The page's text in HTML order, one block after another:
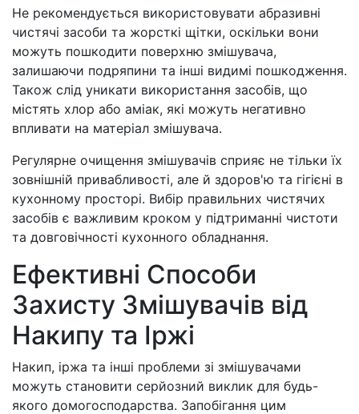
Не рекомендується використовувати абразивні
чистячі засоби та жорсткі щітки, оскільки вони
можуть пошкодити поверхню змішувача,
залишаючи подряпини та інші видимі пошкодження.
Також слід уникати використання засобів, що
містять хлор або аміак, які можуть негативно
впливати на матеріал змішувача.
Регулярне очищення змішувачів сприяє не тільки їх
зовнішній привабливості, але й здоров'ю та гігієні в
кухонному просторі. Вибір правильних чистячих
засобів є важливим кроком у підтриманні чистоти
та довговічності кухонного обладнання.
Ефективні Способи
Захисту Змішувачів від
Накипу та Іржі
Накип, іржа та інші проблеми зі змішувачами
можуть становити серйозний виклик для будь-
якого домогосподарства. Запобігання цим